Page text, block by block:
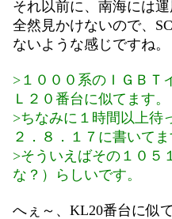
それ以前に、南海には
全然見かけないので、
ないような感じですね。
>１０００系のＩＧＢＴ
Ｌ２０番台に似てます。
>ちなみに１時間以上待
２．８．１７に書いてま
>そういえばその１０５
な？）らしいです。
へぇ～、KL20番台に似